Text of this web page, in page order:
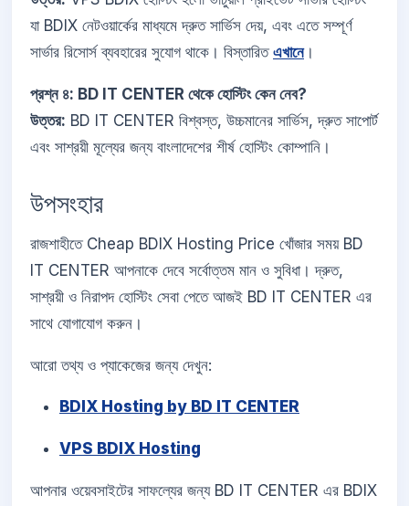
যা BDIX নেটওয়ার্কের মাধ্যমে দ্রুত সার্ভিস দেয়, এবং এতে সম্পূর্ণ
সার্ভার রিসোর্স ব্যবহারের সুযোগ থাকে। বিস্তারিত এখানে।
প্রশ্ন ৪: BD IT CENTER থেকে হোস্টিং কেন নেব?
উত্তর: BD IT CENTER বিশ্বস্ত, উচ্চমানের সার্ভিস, দ্রুত সাপোর্ট
এবং সাশ্রয়ী মূল্যের জন্য বাংলাদেশের শীর্ষ হোস্টিং কোম্পানি।
উপসংহার
রাজশাহীতে Cheap BDIX Hosting Price খোঁজার সময় BD
IT CENTER আপনাকে দেবে সর্বোত্তম মান ও সুবিধা। দ্রুত,
সাশ্রয়ী ও নিরাপদ হোস্টিং সেবা পেতে আজই BD IT CENTER এর
সাথে যোগাযোগ করুন।
আরো তথ্য ও প্যাকেজের জন্য দেখুন:
BDIX Hosting by BD IT CENTER
VPS BDIX Hosting
আপনার ওয়েবসাইটের সাফল্যের জন্য BD IT CENTER এর BDIX